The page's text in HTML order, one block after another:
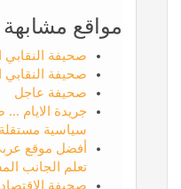
مواقع مشابهة
صحيفة النقابي
صحيفة النقابي
صحيفة عاجل
جريدة الايام
سياسية مستقلة
أفضل موقع
تعلم الجانب
صحيفة